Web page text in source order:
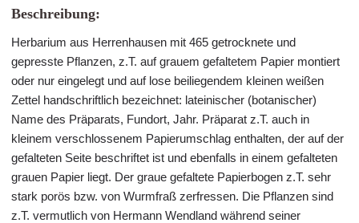
Beschreibung:
Herbarium aus Herrenhausen mit 465 getrocknete und
gepresste Pflanzen, z.T. auf grauem gefaltetem Papier montiert
oder nur eingelegt und auf lose beiliegendem kleinen weißen
Zettel handschriftlich bezeichnet: lateinischer (botanischer)
Name des Präparats, Fundort, Jahr. Präparat z.T. auch in
kleinem verschlossenem Papierumschlag enthalten, der auf der
gefalteten Seite beschriftet ist und ebenfalls in einem gefalteten
grauen Papier liegt. Der graue gefaltete Papierbogen z.T. sehr
stark porös bzw. von Wurmfraß zerfressen. Die Pflanzen sind
z.T. vermutlich von Hermann Wendland während seiner